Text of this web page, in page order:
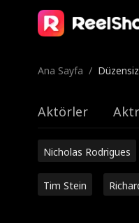
Ana Sayfa /
Aktörler
Nicholas Rodrigues
Tim Stein